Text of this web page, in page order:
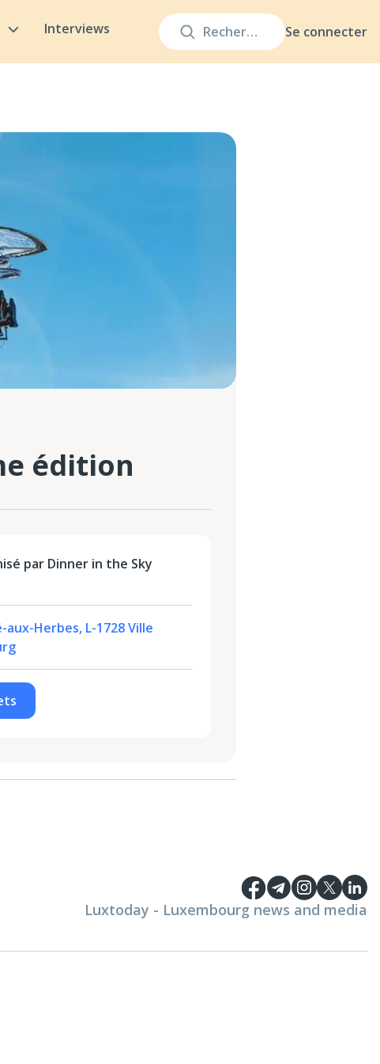
Se connecter
Interviews
édition
par Dinner in the Sky
aux-Herbes, L-1728 Ville
Luxtoday - Luxembourg news and media